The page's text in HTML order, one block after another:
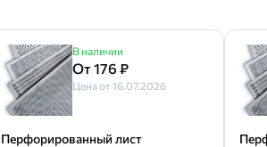
В наличии
От 176 ₽
Цена от 16.07.2026
Перфорированный лист